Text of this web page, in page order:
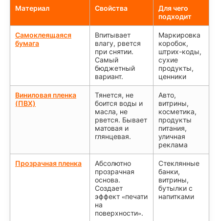
Материал Свойства
Для чего
подходит
Самоклеящаяся
бумага
Впитывает
влагу, рвется
при снятии.
Самый
бюджетный
вариант.
Маркировка
коробок,
штрих-коды,
сухие
продукты,
ценники
Виниловая пленка
(ПВХ)
Тянется, не
боится воды и
масла, не
рвется. Бывает
матовая и
глянцевая.
Авто,
витрины,
косметика,
продукты
питания,
уличная
реклама
Прозрачная пленка
Абсолютно
прозрачная
основа.
Создает
эффект «печати
на
поверхности».
Стеклянные
банки,
витрины,
бутылки с
напитками